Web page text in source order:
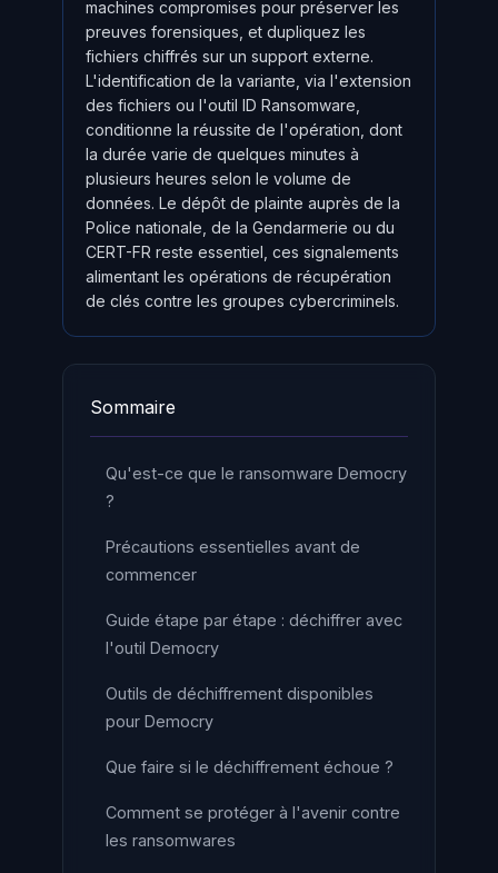
machines compromises pour préserver les
preuves forensiques, et dupliquez les
fichiers chiffrés sur un support externe.
L'identification de la variante, via l'extension
des fichiers ou l'outil ID Ransomware,
conditionne la réussite de l'opération, dont
la durée varie de quelques minutes à
plusieurs heures selon le volume de
données. Le dépôt de plainte auprès de la
Police nationale, de la Gendarmerie ou du
CERT-FR reste essentiel, ces signalements
alimentant les opérations de récupération
de clés contre les groupes cybercriminels.
Sommaire
Qu'est-ce que le ransomware Democry
?
Précautions essentielles avant de
commencer
Guide étape par étape : déchiffrer avec
l'outil Democry
Outils de déchiffrement disponibles
pour Democry
Que faire si le déchiffrement échoue ?
Comment se protéger à l'avenir contre
les ransomwares